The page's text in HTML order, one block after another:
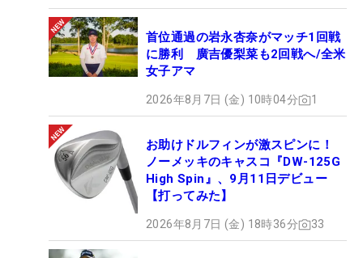
首位通過の岩永杏奈がマッチ1回戦
に勝利 廣吉優梨菜も2回戦へ/全米
女子アマ
2026年8月7日 (金) 10時04分 1
お助けドルフィンが激スピンに！
ノーメッキのキャスコ『DW-125G
High Spin』、9月11日デビュー
【打ってみた】
2026年8月7日 (金) 18時36分 33